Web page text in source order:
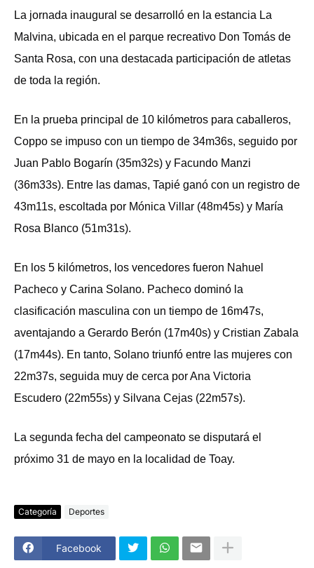
La jornada inaugural se desarrolló en la estancia La
Malvina, ubicada en el parque recreativo Don Tomás de
Santa Rosa, con una destacada participación de atletas
de toda la región.
En la prueba principal de 10 kilómetros para caballeros,
Coppo se impuso con un tiempo de 34m36s, seguido por
Juan Pablo Bogarín (35m32s) y Facundo Manzi
(36m33s). Entre las damas, Tapié ganó con un registro de
43m11s, escoltada por Mónica Villar (48m45s) y María
Rosa Blanco (51m31s).
En los 5 kilómetros, los vencedores fueron Nahuel
Pacheco y Carina Solano. Pacheco dominó la
clasificación masculina con un tiempo de 16m47s,
aventajando a Gerardo Berón (17m40s) y Cristian Zabala
(17m44s). En tanto, Solano triunfó entre las mujeres con
22m37s, seguida muy de cerca por Ana Victoria
Escudero (22m55s) y Silvana Cejas (22m57s).
La segunda fecha del campeonato se disputará el
próximo 31 de mayo en la localidad de Toay.
Categoría Deportes
Facebook